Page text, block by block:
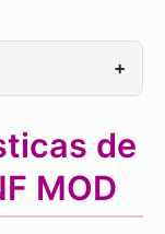
+
de
MOD